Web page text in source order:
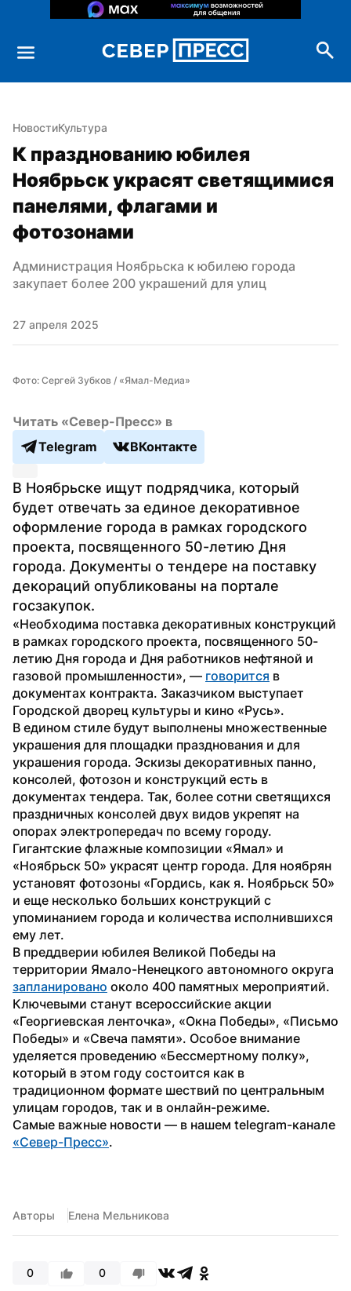
НовостиКультура
К празднованию юбилея
Ноябрьск украсят светящимися
панелями, флагами и
фотозонами
Администрация Ноябрьска к юбилею города
закупает более 200 украшений для улиц
27 апреля 2025
Фото: Сергей Зубков / «Ямал-Медиа»
Читать «Север-Пресс» в
Telegram
ВКонтакте
В Ноябрьске ищут подрядчика, который
будет отвечать за единое декоративное
оформление города в рамках городского
проекта, посвященного 50-летию Дня
города. Документы о тендере на поставку
декораций опубликованы на портале
госзакупок.
«Необходима поставка декоративных конструкций
в рамках городского проекта, посвященного 50-
летию Дня города и Дня работников нефтяной и
газовой промышленности», — говорится в
документах контракта. Заказчиком выступает
Городской дворец культуры и кино «Русь».
В едином стиле будут выполнены множественные
украшения для площадки празднования и для
украшения города. Эскизы декоративных панно,
консолей, фотозон и конструкций есть в
документах тендера. Так, более сотни светящихся
праздничных консолей двух видов укрепят на
опорах электропередач по всему городу.
Гигантские флажные композиции «Ямал» и
«Ноябрьск 50» украсят центр города. Для ноябрян
установят фотозоны «Гордись, как я. Ноябрьск 50»
и еще несколько больших конструкций с
упоминанием города и количества исполнившихся
ему лет.
В преддверии юбилея Великой Победы на
запланировано около 400 памятных мероприятий.
Ключевыми станут всероссийские акции
«Георгиевская ленточка», «Окна Победы», «Письмо
Победы» и «Свеча памяти». Особое внимание
уделяется проведению «Бессмертному полку»,
который в этом году состоится как в
традиционном формате шествий по центральным
улицам городов, так и в онлайн-режиме.
«Север-Пресс».
Авторы Елена Мельникова
0 0